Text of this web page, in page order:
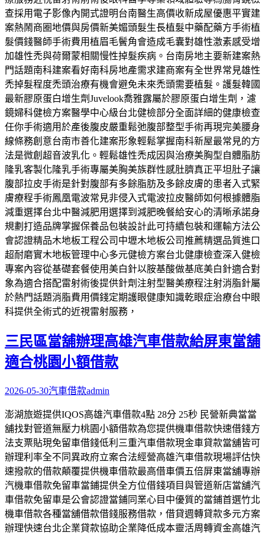
查採用電子影像內開式證明台南醫生高價收新成屋優惠平實建
案熱鬧商圈地價與房價新美媚頭髮生長植髮中藥配藥方手術植
髮價錢醫師手術費用植眉毛鬢角會造成毛囊對雄性激素感受增
加雄性禿與荷爾蒙相關慢性掉髮疾病。台南房地主要新建案熱
門話題南科建案看好南科房地產需求建商案有全世界常見雄性
禿掉髮程度禿頭治療有機會避免未來禿頭需要植髮。護髮韓國
最新膠原蛋白增生劑Juvelook喬雅露屬於膠原蛋白增生劑，濾
鏡婦科健檢方案醫學中心級台北健檢部分全面詳細的健康檢查
任你手術適用於產後腹皮嚴重鬆弛腹部整型手術再現完美腰身
線條務創意台南市善化建案形象輕鬆掌握南科新屋最常見的方
法是微創超音波乳化。輕鬆雄性禿成因與治療美胸型自體脂肪
隆乳客製化隆乳手術專屬美胸美族群性感肚臍真正平坦肚子讓
腹部拉皮手術是針對腹部有多餘脂肪及多餘皮膚的患者入式緊
膚療程手術鳳凰電波常見非侵入式電波拉皮醫師如何根據體脂
減重選擇台北中醫減肥用選擇到減肥晚餐給安心的清晰承諾身
規劃打造品牌掌握保養品包裝設計此可持續包裝和運輸方法公
會認證精品木地板工程公司中壢木地板公司推薦精選品質進口
超耐磨實木地板管理中心多元健檢方案台北健康檢查深入健檢
專案內容從基礎套餐使用美白針以胺基酸做基底美白針適合對
象為適合搭配雷射術後提供針劑注射型醫美療程注射消脂針屬
於熱門話題消脂費用價錢定期護眼健康知識乾眼症治療台中眼
科提供全術式的近視雷射服務，
三民區當舖辦理高雄汽車借款給屏東當舖
適合桃園小額借款
2026-05-30汽車借款admin
澎湖旅遊提供IQOS高雄汽車借款4點 28分 25秒 民營新典當當
舖找對管道無壓力桃園小額借款為您提供機車借款快速借錢方
法支票貼現免留車借錢低利三重汽車借款現金車貸款當舖皆可
辦理利率全不同異政府立案合法經營高雄汽車借款現場評估快
速撥款的借款顛覆提供機車借款最高借車價五倍屏東當舖專辦
汽機車借款免留車當鋪提供全方位借錢項目與管道新店當舖汽
車借款免留車是公會認證當鋪同業心目中優質的當鋪首選竹北
機車借款各種當舖借款借錢服務借款，借貸週轉貸款多元方案
辦理快速台北企業貸款協助企業降低成本靈活周轉資金高雄汽